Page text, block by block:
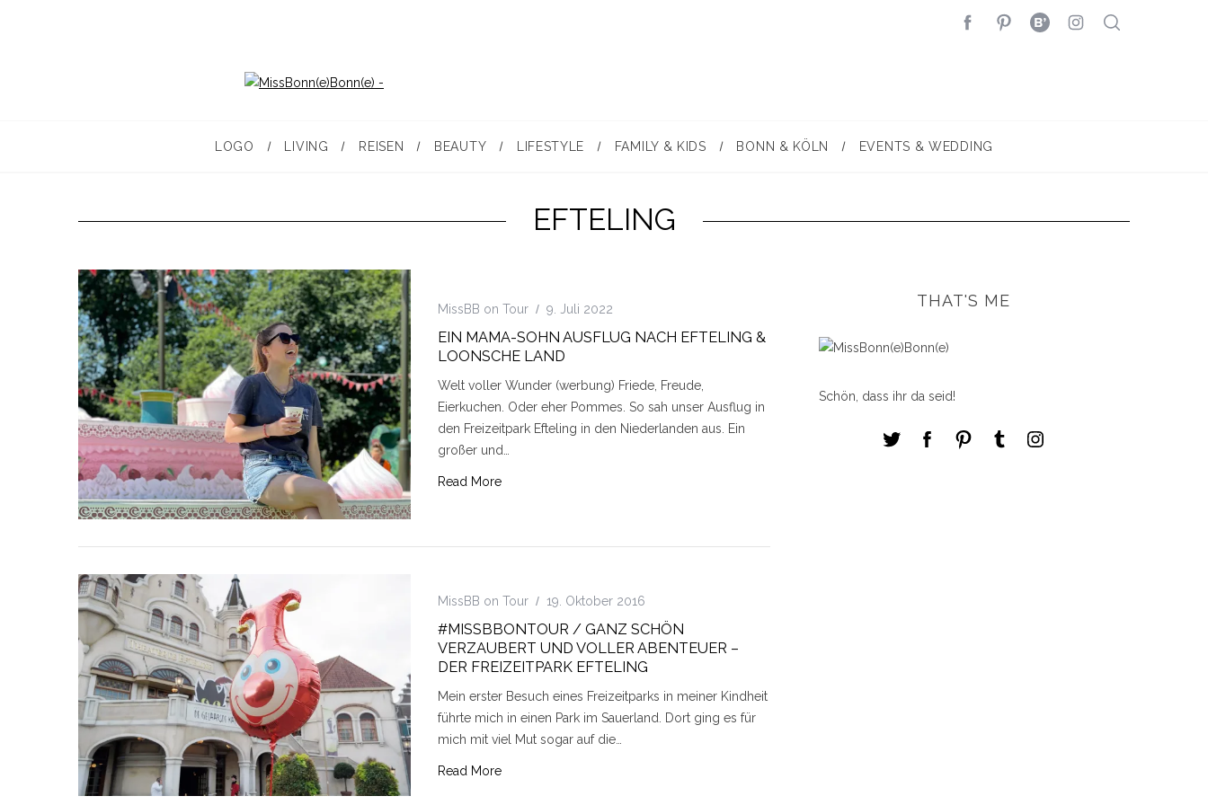
LOGO LIVING REISEN BEAUTY LIFESTYLE FAMILY & KIDS BONN & KÖLN EVENTS & WEDDING
EFTELING
MissBB on Tour 9. Juli 2022
EIN MAMA-SOHN AUSFLUG NACH EFTELING &
LOONSCHE LAND
Welt voller Wunder (werbung) Friede, Freude,
Eierkuchen. Oder eher Pommes. So sah unser Ausflug in
den Freizeitpark Efteling in den Niederlanden aus. Ein
großer und…
Read More
MissBB on Tour 19. Oktober 2016
#MISSBBONTOUR / GANZ SCHÖN
VERZAUBERT UND VOLLER ABENTEUER –
DER FREIZEITPARK EFTELING
Mein erster Besuch eines Freizeitparks in meiner Kindheit
führte mich in einen Park im Sauerland. Dort ging es für
mich mit viel Mut sogar auf die…
Read More
THAT'S ME
Schön, dass ihr da seid!